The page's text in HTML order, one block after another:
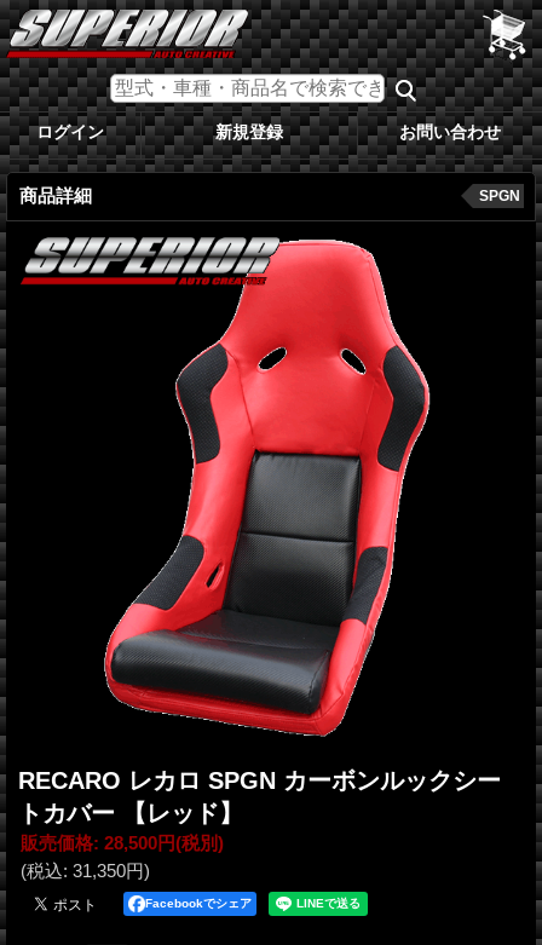
ログイン 新規登録 お問い合わせ
商品詳細 SPGN
RECARO レカロ SPGN カーボンルックシー
トカバー 【レッド】
販売価格: 28,500円(税別)
(税込: 31,350円)
Facebookでシェア